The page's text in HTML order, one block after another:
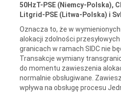
50HzT-PSE (Niemcy-Polska),
Litgrid-PSE (Litwa-Polska) i
Oznacza to, że w
alokacji zdolności
granicach w ramach SIDC nie
Transakcje wymiany
do momentu zawieszenia
normalnie obsługiwane.
wpływa na obsługę procesu